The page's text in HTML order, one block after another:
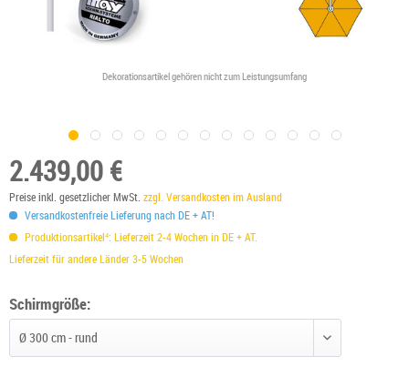
Dekorationsartikel gehören nicht zum Leistungsumfang
2.439,00 €
Preise inkl. gesetzlicher MwSt. zzgl. Versandkosten im Ausland
Versandkostenfreie Lieferung nach DE + AT!
Produktionsartikel⁴: Lieferzeit 2-4 Wochen in DE + AT.
Lieferzeit für andere Länder 3-5 Wochen
Schirmgröße: